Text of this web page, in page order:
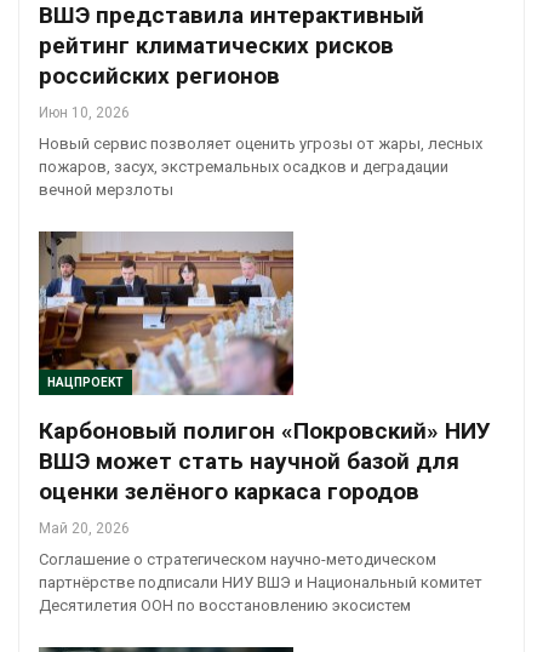
ВШЭ представила интерактивный
рейтинг климатических рисков
российских регионов
Июн 10, 2026
Новый сервис позволяет оценить угрозы от жары, лесных
пожаров, засух, экстремальных осадков и деградации
вечной мерзлоты
НАЦПРОЕКТ
Карбоновый полигон «Покровский» НИУ
ВШЭ может стать научной базой для
оценки зелёного каркаса городов
Май 20, 2026
Соглашение о стратегическом научно-методическом
партнёрстве подписали НИУ ВШЭ и Национальный комитет
Десятилетия ООН по восстановлению экосистем